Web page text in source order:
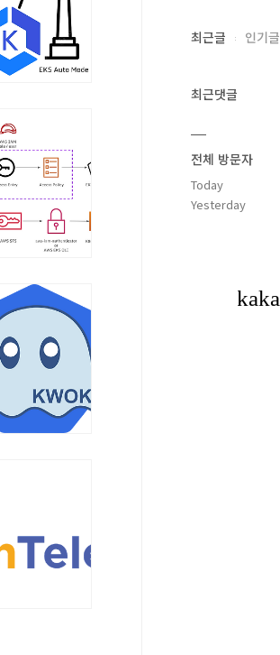
최근글 인기글
최근댓글
전체 방문자
Today
Yesterday